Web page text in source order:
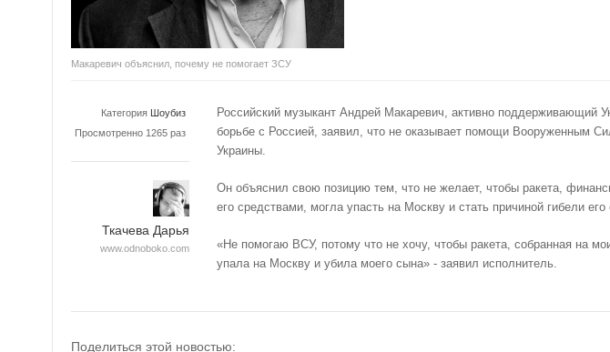
Макаревич объяснил, почему не помогает ЗСУ
Категория Шоубиз
Просмотренно 1265 раз
Ткачева Дарья
www.odnoboko.com
Российский музыкант Андрей Макаревич, активно поддерживающий
борьбе с Россией, заявил, что не оказывает помощи Вооруженным
Украины.
Он объяснил свою позицию тем, что не желает, чтобы ракета,
его средствами, могла упасть на Москву и стать причиной гибели его
«Не помогаю ВСУ, потому что не хочу, чтобы ракета, собранная на
упала на Москву и убила моего сына» - заявил исполнитель.
Поделиться этой новостью: